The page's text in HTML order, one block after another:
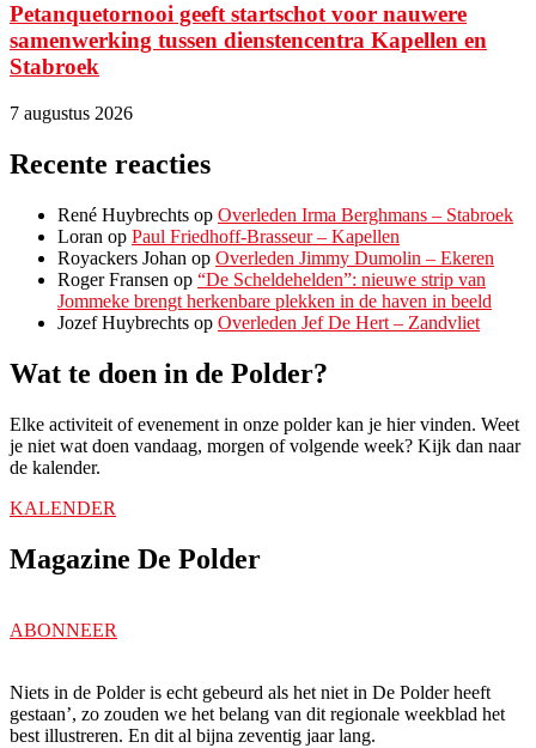
Petanquetornooi geeft startschot voor nauwere
samenwerking tussen dienstencentra Kapellen en
Stabroek
7 augustus 2026
Recente reacties
René Huybrechts op Overleden Irma Berghmans – Stabroek
Loran op Paul Friedhoff-Brasseur – Kapellen
Royackers Johan op Overleden Jimmy Dumolin – Ekeren
Roger Fransen op “De Scheldehelden”: nieuwe strip van
Jommeke brengt herkenbare plekken in de haven in beeld
Jozef Huybrechts op Overleden Jef De Hert – Zandvliet
Wat te doen in de Polder?
Elke activiteit of evenement in onze polder kan je hier vinden. Weet
je niet wat doen vandaag, morgen of volgende week? Kijk dan naar
de kalender.
KALENDER
Magazine De Polder
ABONNEER
Niets in de Polder is echt gebeurd als het niet in De Polder heeft
gestaan’, zo zouden we het belang van dit regionale weekblad het
best illustreren. En dit al bijna zeventig jaar lang.